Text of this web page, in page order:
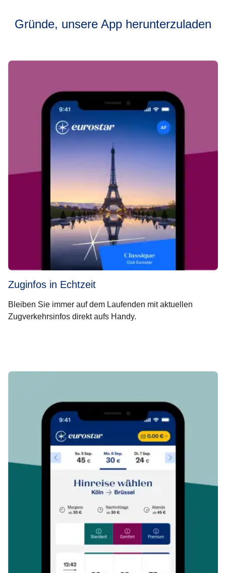
Gründe, unsere App herunterzuladen
Zuginfos in Echtzeit
Bleiben Sie immer auf dem Laufenden mit aktuellen
Zugverkehrsinfos direkt aufs Handy.